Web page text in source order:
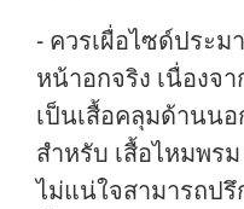
- ควรเผื่อไซด์ประ
หน้าอกจริง เนื่องจ
เป็นเสื้อคลุมด้านน
สำหรับ เสื้อไหมพร
ไม่แน่ใจสามารถป